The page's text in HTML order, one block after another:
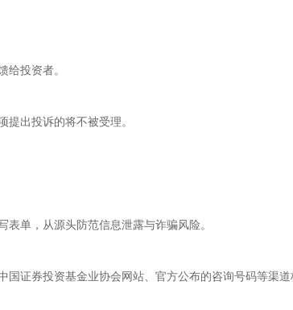
给投资者。
出投诉的将不被受理。
单，从源头防范信息泄露与诈骗风险。
国证券投资基金业协会网站、官方公布的咨询号码等渠